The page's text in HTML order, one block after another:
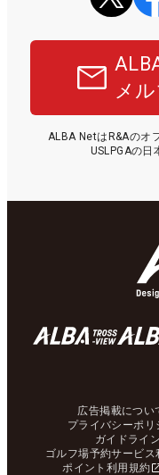
メ
ALBA NetはR&Aのオ
USLPGAの日
広告掲載につい
プライバシーポリ
ガイドライン
ゴルフ場予約サービス
ポイント利用規約